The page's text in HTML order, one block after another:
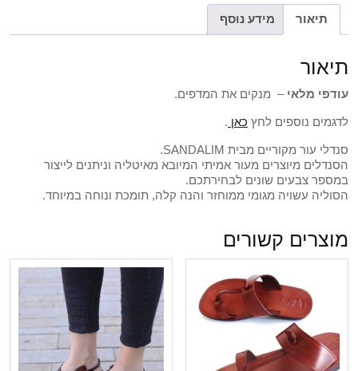
תיאור מידע נוסף
תיאור
עודפי מלאי – מנקים את המדפים.
לדגמים נוספים לחץ כאן .
סנדלי עור מקוריים מבית SANDALIM.
הסנדלים מיוצרים מעור אמיתי המיובא מאיטליה וניתנים לייצור
במספר צבעים שונים לבחירתכם.
הסוליה עשויה מגומי ממוחזר והנה קלה, תומכת ונוחה במיוחד.
מוצרים קשורים